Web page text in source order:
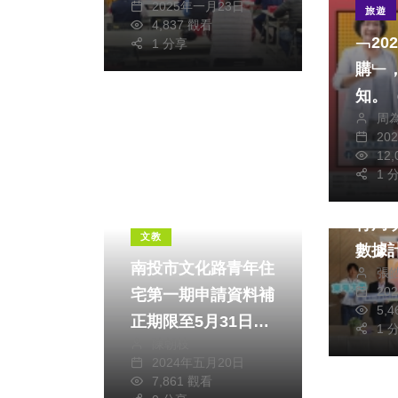
2025年一月23日
4,837 觀看
1 分享
旅遊
購﹂
知。
供）
周
1
文教
南投市文化路青年住
宅第一期申請資料補
正期限至5月31日，
效
2024年五月20日
7,861 觀看
社會
數據
張
1